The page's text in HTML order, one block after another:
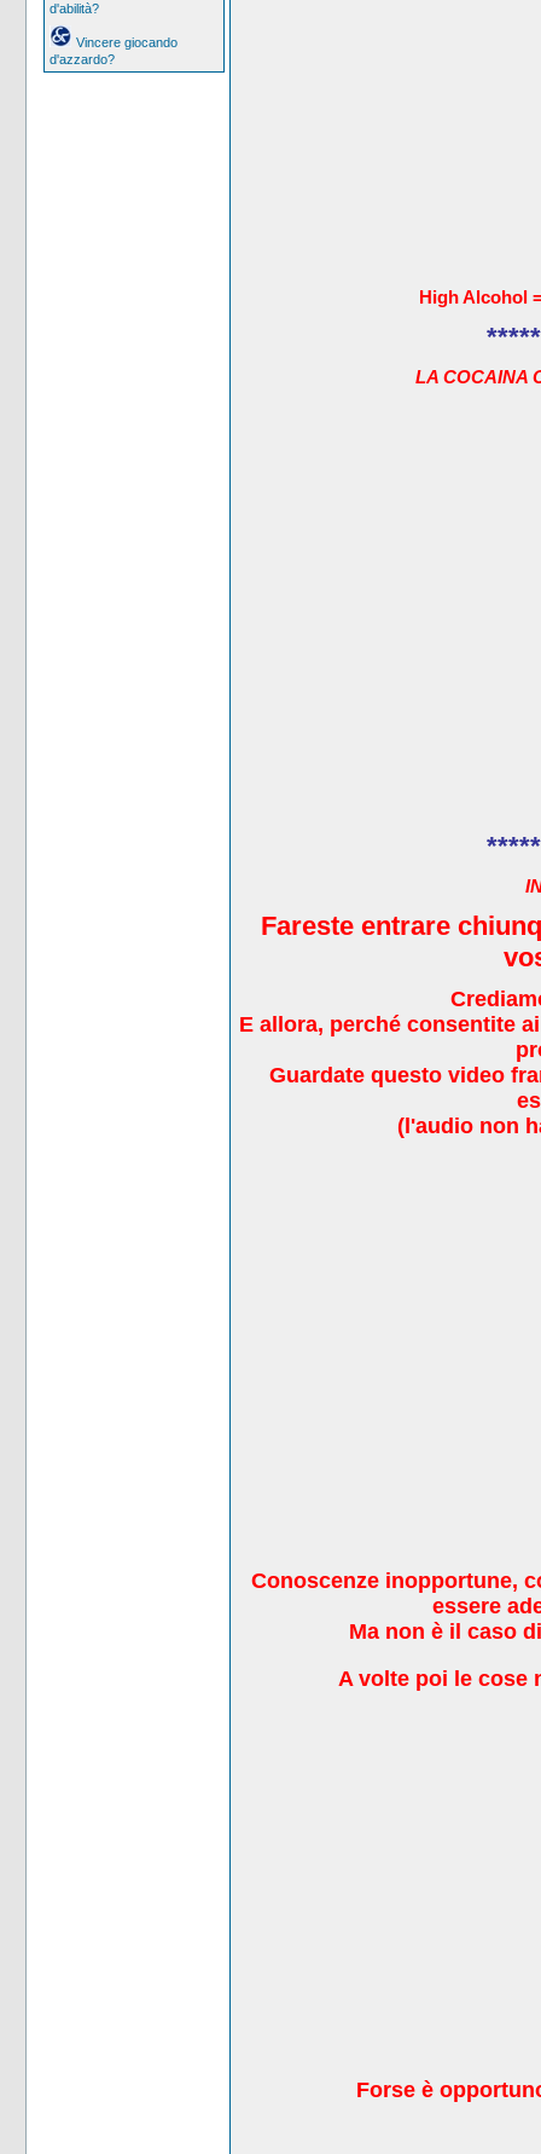
d'abilità?
Vincere giocando
d'azzardo?
High Alcohol
LA COCAINA
Fareste entrare
E allora, perché consentite
Guardate questo video
(l'audio non
Conoscenze inopportune,
essere
Ma non è il caso
A volte poi le cose
Forse è